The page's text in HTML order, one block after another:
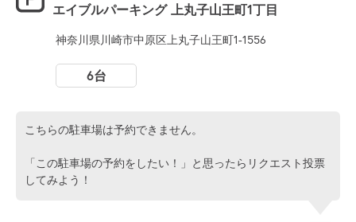
エイブルパーキング 上丸子山王町1丁目
神奈川県川崎市中原区上丸子山王町1-1556
6台
こちらの駐車場は予約できません。
「この駐車場の予約をしたい！」と思ったらリクエスト投票
してみよう！